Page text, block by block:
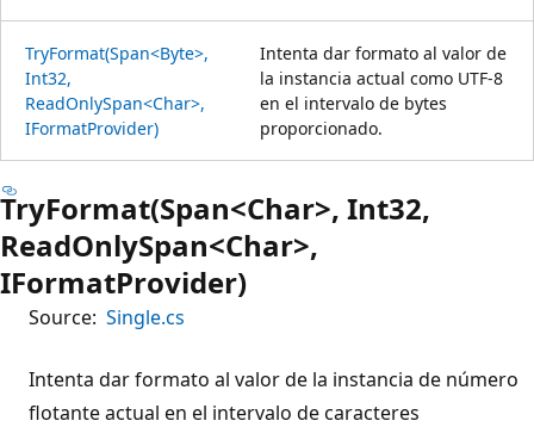
TryFormat(Span<Byte>,
Int32,
ReadOnlySpan<Char>,
IFormatProvider)
Intenta dar formato al valor de
la instancia actual como UTF-8
en el intervalo de bytes
proporcionado.
TryFormat(Span<Char>, Int32,
ReadOnlySpan<Char>,
IFormatProvider)
Source: Single.cs
Intenta dar formato al valor de la instancia de número
flotante actual en el intervalo de caracteres